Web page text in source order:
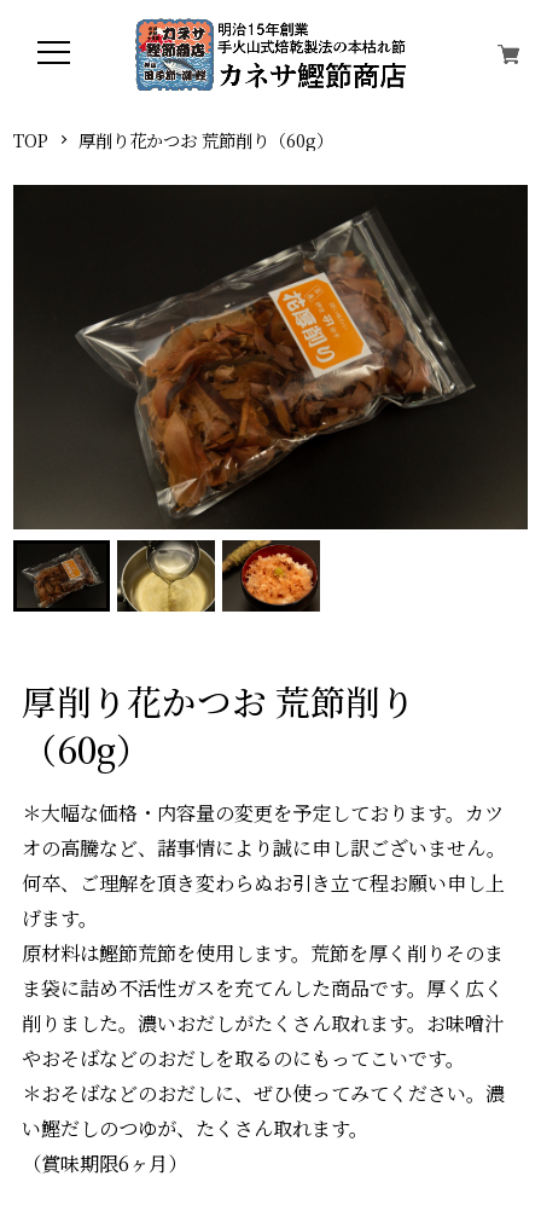
TOP 厚削り花かつお 荒節削り（60g）
厚削り花かつお 荒節削り
（60g）
＊大幅な価格・内容量の変更を予定しております。カツ
オの高騰など、諸事情により誠に申し訳ございません。
何卒、ご理解を頂き変わらぬお引き立て程お願い申し上
げます。
原材料は鰹節荒節を使用します。荒節を厚く削りそのま
ま袋に詰め不活性ガスを充てんした商品です。厚く広く
削りました。濃いおだしがたくさん取れます。お味噌汁
やおそばなどのおだしを取るのにもってこいです。
＊おそばなどのおだしに、ぜひ使ってみてください。濃
い鰹だしのつゆが、たくさん取れます。
（賞味期限6ヶ月）